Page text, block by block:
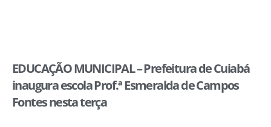
EDUCAÇÃO MUNICIPAL – Prefeitura de Cuiabá
inaugura escola Prof.ª Esmeralda de Campos
Fontes nesta terça